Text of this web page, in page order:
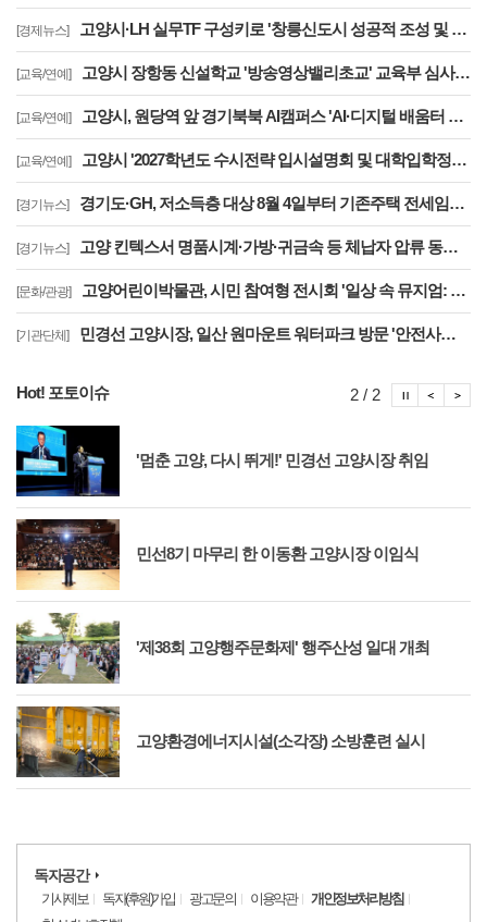
[경제뉴스] 고양시·LH 실무TF 구성키로 '창릉신도시 성공적 조성 및 자족기능 강화 협력'
[교육/연예] 고양시 장항동 신설학교 '방송영상밸리초교' 교육부 심사 통과··2030년 개교
[교육/연예] 고양시, 원당역 앞 경기북북 AI캠퍼스 'AI·디지털 배움터 체험존' 12월까지 운영
[교육/연예] 고양시 '2027학년도 수시전략 입시설명회 및 대학입학정보박람회' 8일 개최
[경기뉴스] 경기도·GH, 저소득층 대상 8월 4일부터 기존주택 전세임대 입주자 상시 모집
[경기뉴스] 고양 킨텍스서 명품시계·가방·귀금속 등 체납자 압류 동산 620점 공개 경매
[문화/관광] 고양어린이박물관, 시민 참여형 전시회 '일상 속 뮤지엄: 잠시, 마음' 8월 개최
[기관단체] 민경선 고양시장, 일산 원마운트 워터파크 방문 '안전사고 방지 대책 점검'
Hot! 포토이슈
'멈춘 고양, 다시 뛰게!' 민경선 고양시장 취임
민선8기 마무리 한 이동환 고양시장 이임식
'제38회 고양행주문화제' 행주산성 일대 개최
고양환경에너지시설(소각장) 소방훈련 실시
2 / 2 포
포토이
독자공간
기사제보 독자(후원)가입 광고문의 이용약관
개인정보처리방침